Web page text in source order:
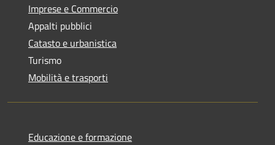
Imprese e Commercio
Appalti pubblici
Catasto e urbanistica
Turismo
Mobilità e trasporti
Educazione e formazione